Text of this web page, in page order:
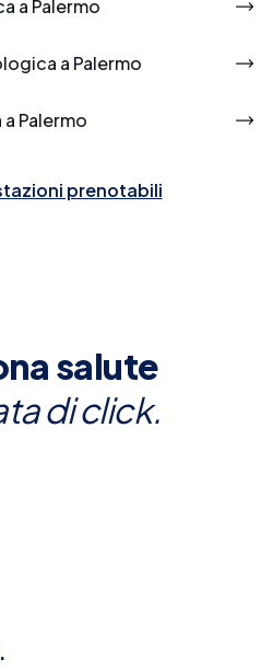
a Palermo
a Palermo
Palermo
prenotabili
salute
di click.